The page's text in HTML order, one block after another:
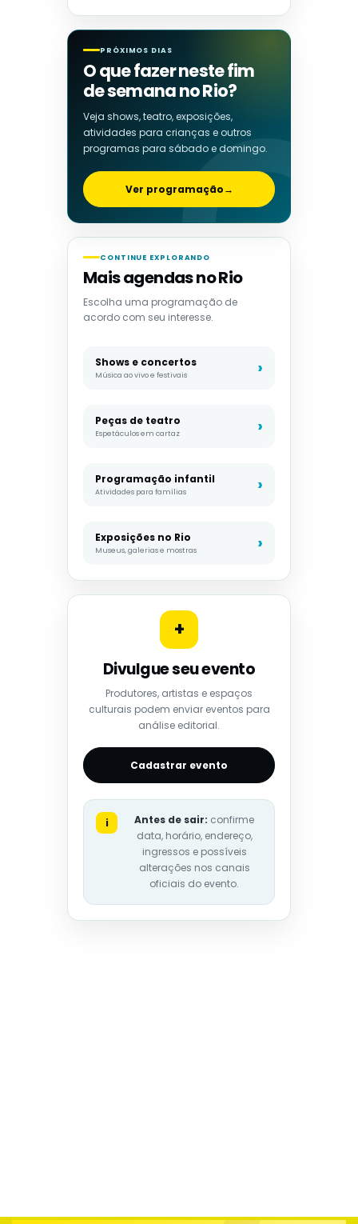
PRÓXIMOS DIAS
O que fazer neste fim
de semana no Rio?
Veja shows, teatro, exposições,
atividades para crianças e outros
programas para sábado e domingo.
Ver programação→
CONTINUE EXPLORANDO
Mais agendas no Rio
Escolha uma programação de
acordo com seu interesse.
Shows e concertos
Música ao vivo e festivais
Peças de teatro
Espetáculos em cartaz
Programação infantil
Atividades para famílias
Exposições no Rio
Museus, galerias e mostras
+
Divulgue seu evento
Produtores, artistas e espaços
culturais podem enviar eventos para
análise editorial.
Cadastrar evento
i Antes de sair: confirme
data, horário, endereço,
ingressos e possíveis
alterações nos canais
oficiais do evento.